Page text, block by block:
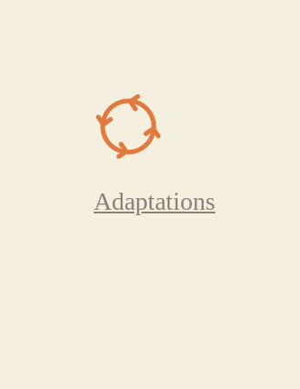
Adaptations